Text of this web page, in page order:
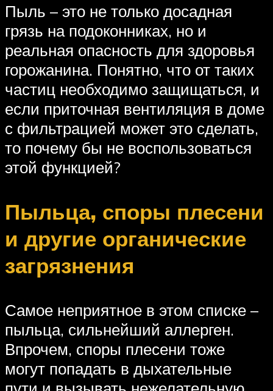
Пыль – это не только досадная
грязь на подоконниках, но и
реальная опасность для здоровья
горожанина. Понятно, что от таких
частиц необходимо защищаться, и
если приточная вентиляция в доме
с фильтрацией может это сделать,
то почему бы не воспользоваться
этой функцией?
Пыльца, споры плесени
и другие органические
загрязнения
Самое неприятное в этом списке –
пыльца, сильнейший аллерген.
Впрочем, споры плесени тоже
могут попадать в дыхательные